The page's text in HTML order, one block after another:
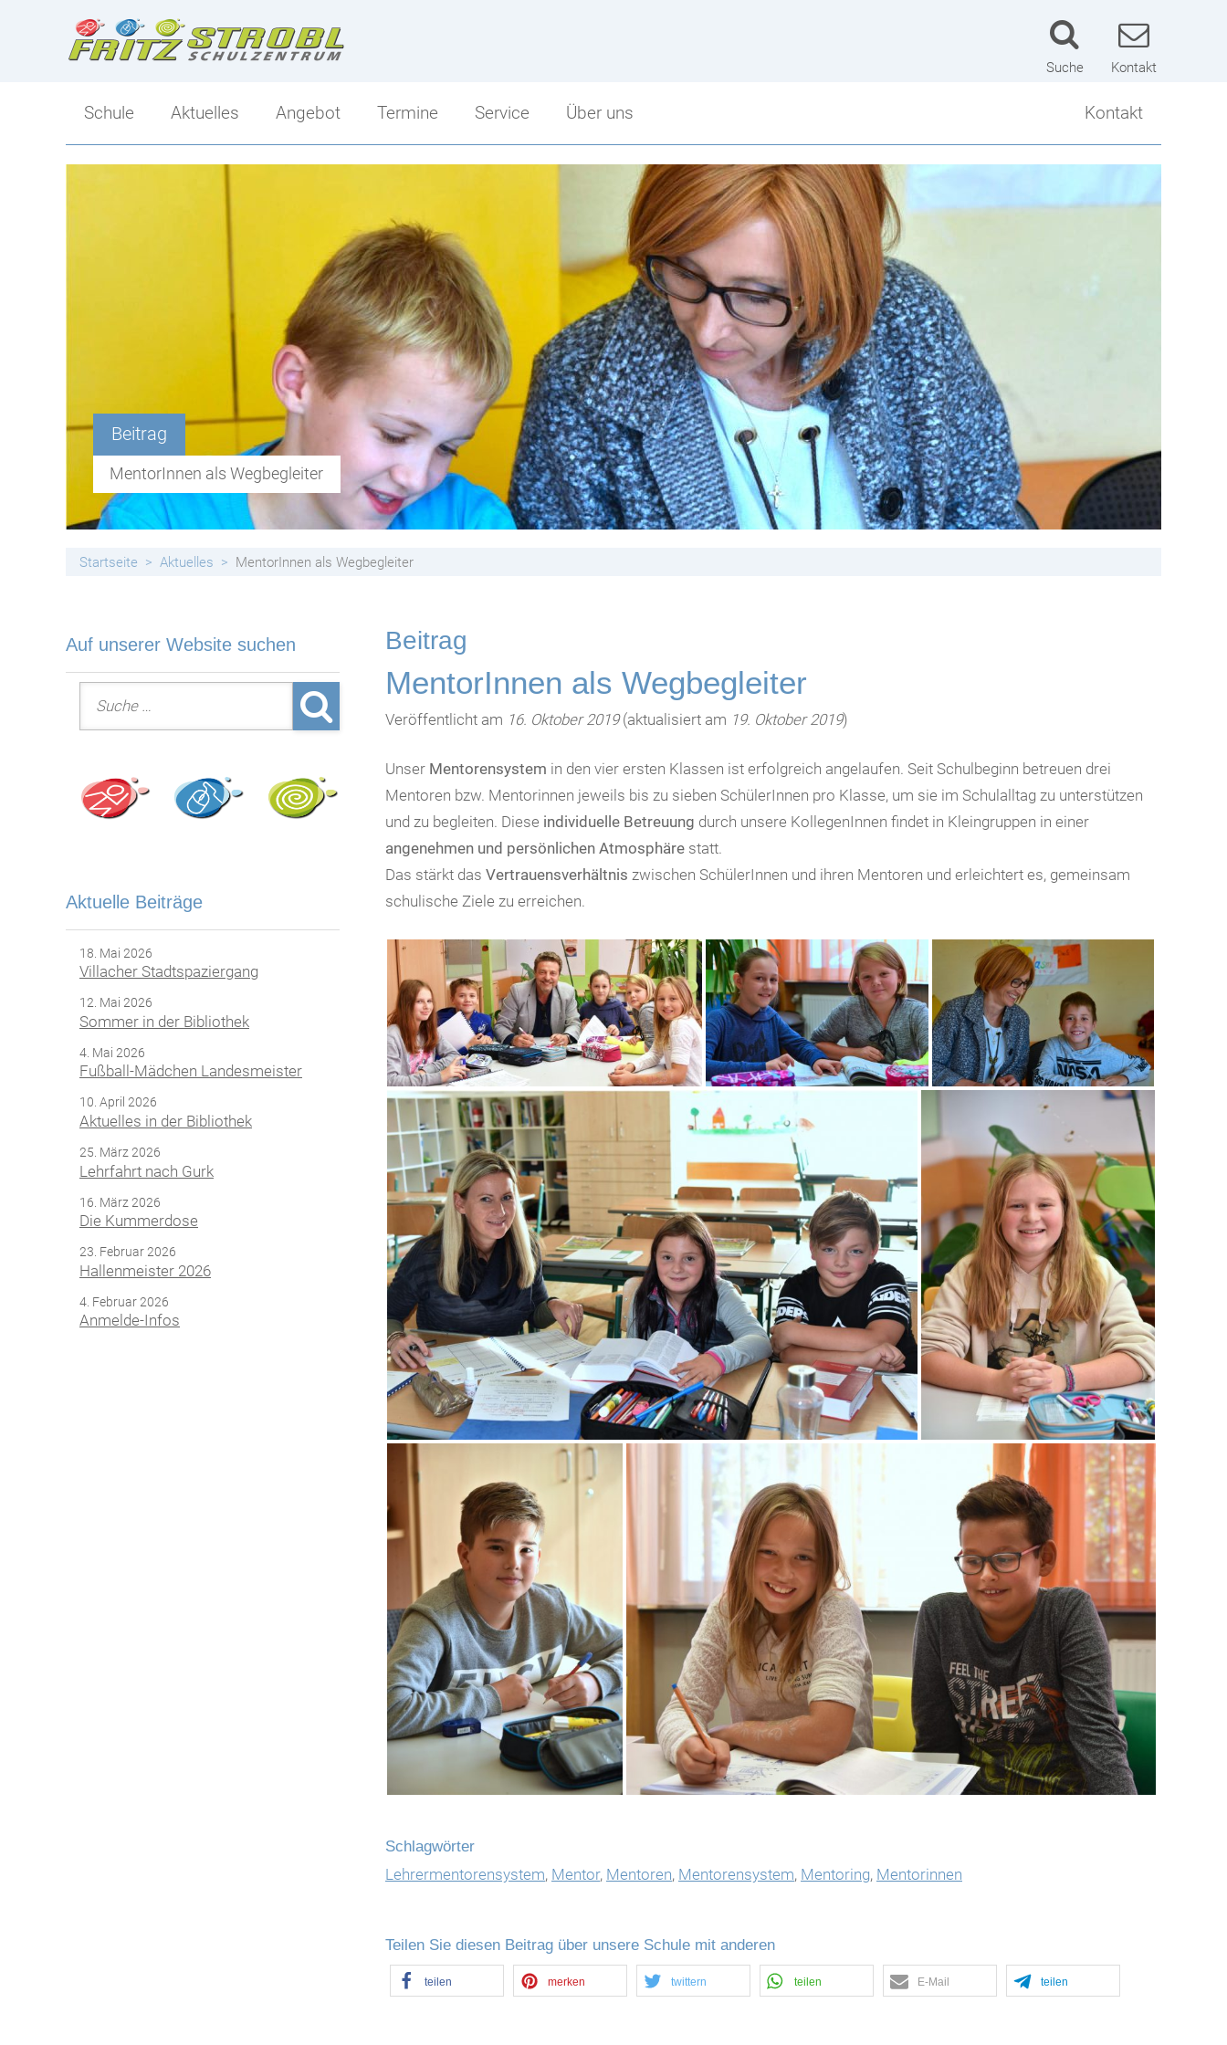
Suche Kontakt
Schule
Direktion
Berufs- und Bildungsorientierung
Handyfreie Klassen
Aktuelles Angebot
Angebot
Sportlicher Schwerpunkt
Mittelschule-Übersicht
Termine Service
Service
Stundenpläne
Bibliothek
Jugendcoaching
Facebook Fanpage
Über uns
Über uns
Schulbeginn
Stundenzeiten
Fritz Strobl
Angebot im Überblick
Unsere Sponsoren
Kontakt
Kontakt
Lageplan
Beitrag
MentorInnen als Wegbegleiter
Startseite Aktuelles MentorInnen als Wegbegleiter
Beitrag
MentorInnen als Wegbegleiter
Veröffentlicht am 16. Oktober 2019(aktualisiert am 19. Oktober 2019)
Unser Mentorensystem in den vier ersten Klassen ist erfolgreich angelaufen. Seit Schulbeginn betreuen drei
Mentoren bzw. Mentorinnen jeweils bis zu sieben SchülerInnen pro Klasse, um sie im Schulalltag zu unterstützen
und zu begleiten. Diese individuelle Betreuung durch unsere KollegenInnen findet in Kleingruppen in einer
angenehmen und persönlichen Atmosphäre statt.
Das stärkt das Vertrauensverhältnis zwischen SchülerInnen und ihren Mentoren und erleichtert es, gemeinsam
schulische Ziele zu erreichen.
Schlagwörter
Lehrermentorensystem, Mentor, Mentoren, Mentorensystem, Mentoring, Mentorinnen
Teilen Sie diesen Beitrag über unsere Schule mit anderen
teilen merken twittern teilen E-Mail teilen
Auf unserer Website suchen
Suche nach:
Aktuelle Beiträge
18. Mai 2026
Villacher Stadtspaziergang
12. Mai 2026
Sommer in der Bibliothek
4. Mai 2026
Fußball-Mädchen Landesmeister
10. April 2026
Aktuelles in der Bibliothek
25. März 2026
Lehrfahrt nach Gurk
16. März 2026
Die Kummerdose
23. Februar 2026
Hallenmeister 2026
4. Februar 2026
Anmelde-Infos